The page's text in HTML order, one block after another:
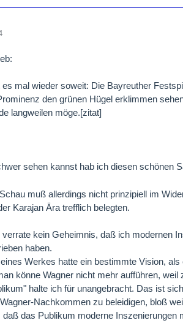
es mal wieder soweit: Die Bayreuther
den grünen Hügel erklimmen
langweilen möge.[zitat]
sehen kannst hab ich diesen schönen
muß allerdings nicht prinzipiell im
Karajan Ära trefflich belegten.
verrate kein Geheimnis, daß ich modernen
haben.
Werkes hatte ein bestimmte Vision,
könne Wagner nicht mehr aufführen,
halte ich für unangebracht. Das ist
Nachkommen zu beleidigen, bloß
das Publikum moderne Inszenierungen